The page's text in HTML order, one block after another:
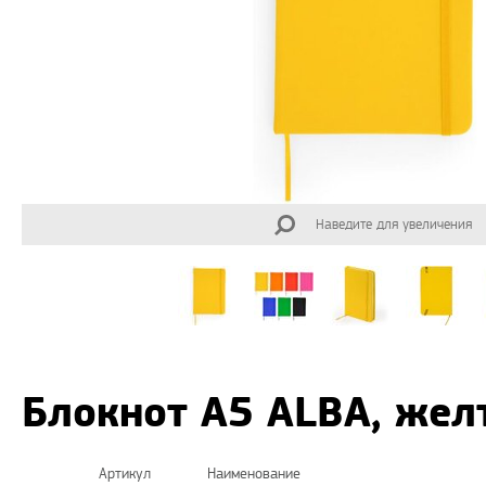
Наведите для увеличения
Блокнот А5 ALBA,
Артикул Наименование